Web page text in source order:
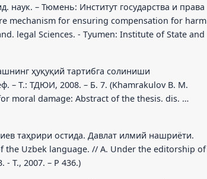
– Тюмень: Институт государства и права
mechanism for ensuring compensation for harm
legal Sciences. - Tyumen: Institute of State and
ҳуқуқий тартибга солиниши
– Т.: ТДЮИ, 2008. – Б. 7. (Khamrakulov B. M.
moral damage: Abstract of the thesis. dis. …
таҳрири остида. Давлат илмий нашриёти.
the Uzbek language. // A. Under the editorship of
T., 2007. – P 436.)